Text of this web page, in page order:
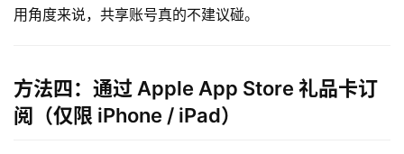
用角度来说，共享账号真的不建议碰。
方法四：通过 Apple App Store 礼品卡订
阅（仅限 iPhone / iPad）